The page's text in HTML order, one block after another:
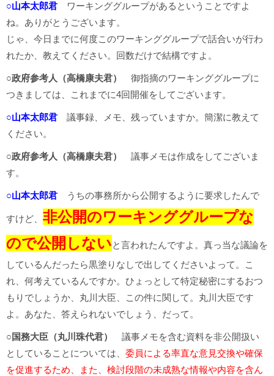
○山本太郎君 ワーキンググループがあるということですよ
ね。ありがとうございます。
じゃ、今日までに何度このワーキンググループで話合いが行わ
れたか、教えてください。回数だけで結構ですよ。
○政府参考人（高橋康夫君）
御指摘のワーキンググループに
つきましては、これまでに4回開催をしてございます。
○山本太郎君 議事録、メモ、残っていますか。簡潔に教えて
ください。
○政府参考人（高橋康夫君）
議事メモは作成をしてございま
す。
○山本太郎君 うちの事務所から公開するように要求したんで
すけど、 非公開のワーキンググループな
ので公開しないと言われたんですよ。真っ当な議論を
しているんだったら黒塗りなしで出してくださいよって。こ
れ、何考えているんですか。ひょっとして特定秘密にするおつ
もりでしょうか、丸川大臣、この件に関して。丸川大臣です
よ。あなた、答えられないでしょう、だって。
○国務大臣（丸川珠代君）
議事メモを含む資料を非公開扱い
としていることについては、 委員による率直な意見交換や確保
を促進するため、また、検討段階の未成熟な情報や内容を含ん